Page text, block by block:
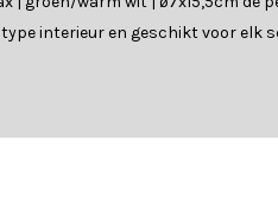
interieur en geschikt voor elk
Ze zijn ideaal voor